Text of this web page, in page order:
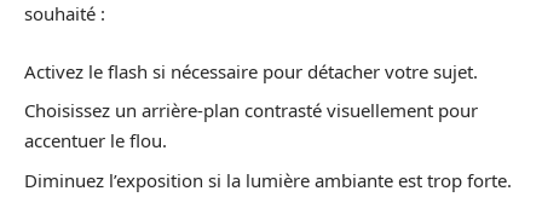
souhaité :
Activez le flash si nécessaire pour détacher votre sujet.
Choisissez un arrière-plan contrasté visuellement pour
accentuer le flou.
Diminuez l’exposition si la lumière ambiante est trop forte.